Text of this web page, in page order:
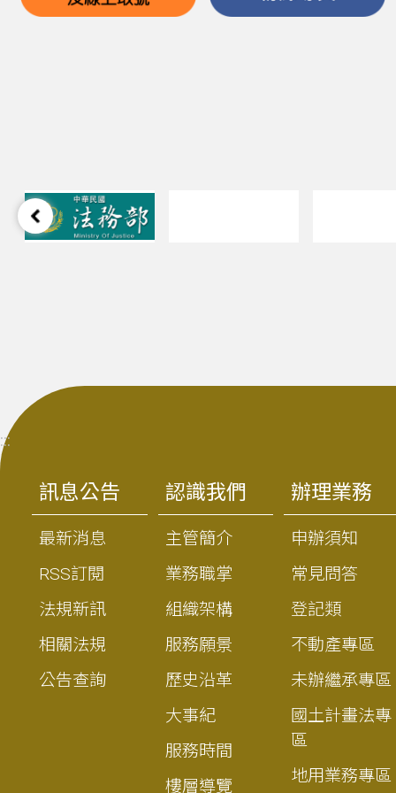
:::
訊息公告
最新消息
RSS訂閱
法規新訊
相關法規
公告查詢
認識我們
主管簡介
業務職掌
組織架構
服務願景
歷史沿革
大事紀
服務時間
樓層導覽
辦理業務
申辦須知
常見問答
登記類
不動產專區
未辦繼承專區
國土計畫法專
區
地用業務專區